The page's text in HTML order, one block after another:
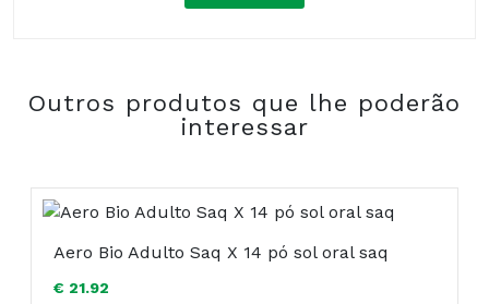
COMPRAR
Outros produtos que lhe poderão
interessar
Aero Bio Adulto Saq X 14 pó sol oral saq
€ 21.92